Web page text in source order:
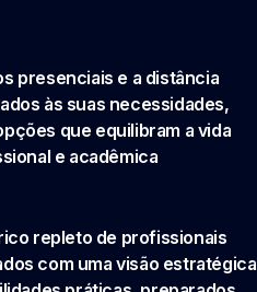
presenciais e a distância
às suas necessidades,
que equilibram a vida
e acadêmica
repleto de profissionais
com uma visão estratégica